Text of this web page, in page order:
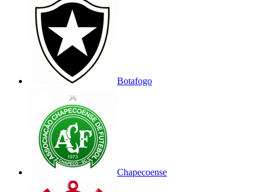
Botafogo
Chapecoense